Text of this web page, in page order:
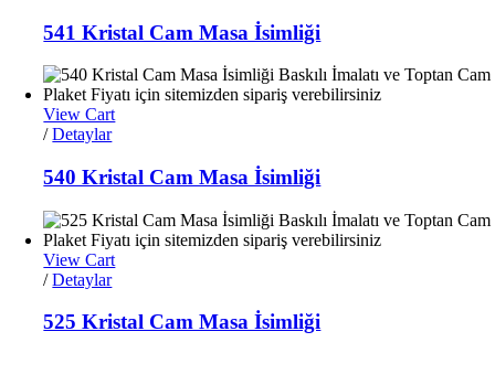
541 Kristal Cam Masa İsimliği
View Cart
/ Detaylar
540 Kristal Cam Masa İsimliği
View Cart
/ Detaylar
525 Kristal Cam Masa İsimliği